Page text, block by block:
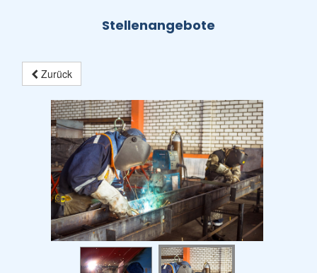
Stellenangebote
Zurück